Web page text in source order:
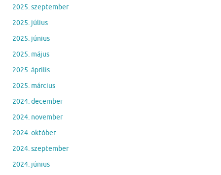
2025. szeptember
2025. július
2025. június
2025. május
2025. április
2025. március
2024. december
2024. november
2024. október
2024. szeptember
2024. június